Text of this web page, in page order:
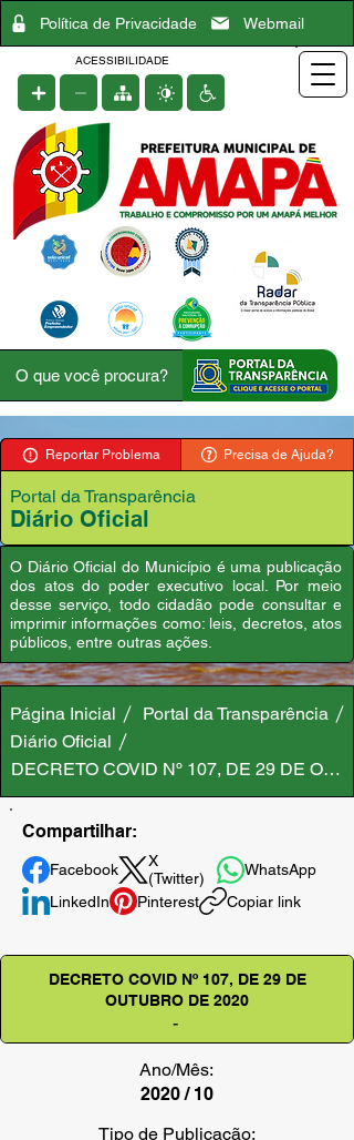
Política de Privacidade Webmail
ACESSIBILIDADE
Reportar Problema Precisa de Ajuda?
Portal da Transparência
Diário Oficial
O Diário Oficial do Município é uma publicação
dos atos do poder executivo local. Por meio
desse serviço, todo cidadão pode consultar e
imprimir informações como: leis, decretos, atos
públicos, entre outras ações.
Página Inicial
Portal da Transparência
Diário Oficial
DECRETO COVID Nº 107, DE 29 DE
Compartilhar:
Facebook
X
(Twitter)
WhatsApp
LinkedIn
Pinterest Copiar link
DECRETO COVID Nº 107, DE 29 DE
OUTUBRO DE 2020
-
Ano/Mês:
2020 / 10
Tipo de Publicação: